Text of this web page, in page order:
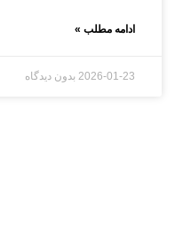
ادامه مطلب »
2026-01-23 بدون دیدگاه